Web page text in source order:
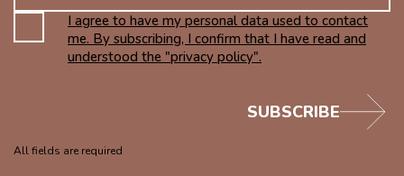
I agree to have my personal data used to contact
me. By subscribing, I confirm that I have read and
understood the "privacy policy".
All fields are required
SUBSCRIBE